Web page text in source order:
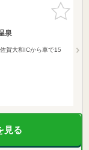
お気に入
りに追加
泉
賀大和ICから車で15
見る